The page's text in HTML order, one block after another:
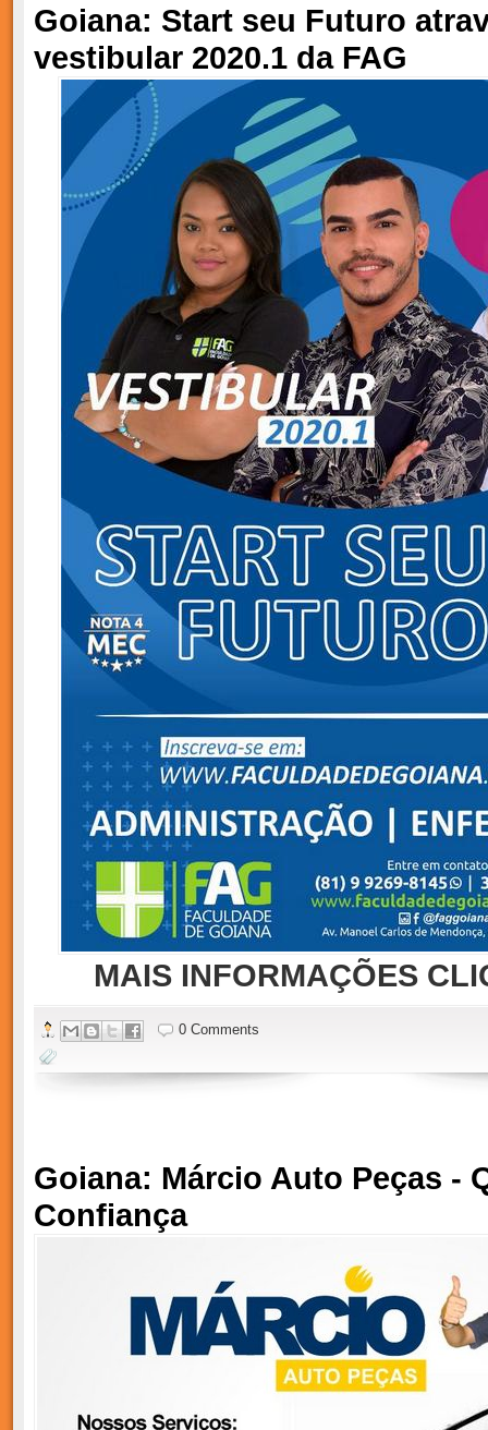
Goiana: Start seu Futuro
vestibular 2020.1 da FAG
MAIS INFORMAÇÕES
0 Comments
Goiana: Márcio Auto Peças -
Confiança